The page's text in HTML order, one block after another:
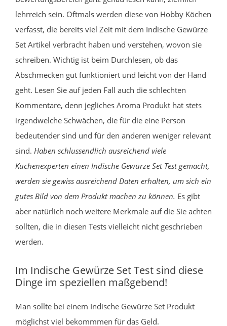
lehrreich sein. Oftmals werden diese von Hobby Köchen
verfasst, die bereits viel Zeit mit dem Indische Gewürze
Set Artikel verbracht haben und verstehen, wovon sie
schreiben. Wichtig ist beim Durchlesen, ob das
Abschmecken gut funktioniert und leicht von der Hand
geht. Lesen Sie auf jeden Fall auch die schlechten
Kommentare, denn jegliches Aroma Produkt hat stets
irgendwelche Schwächen, die für die eine Person
bedeutender sind und für den anderen weniger relevant
sind. Haben schlussendlich ausreichend viele
Küchenexperten einen Indische Gewürze Set Test gemacht,
werden sie gewiss ausreichend Daten erhalten, um sich ein
gutes Bild von dem Produkt machen zu können. Es gibt
aber natürlich noch weitere Merkmale auf die Sie achten
sollten, die in diesen Tests vielleicht nicht geschrieben
werden.
Im Indische Gewürze Set Test sind diese
Dinge im speziellen maßgebend!
Man sollte bei einem Indische Gewürze Set Produkt
möglichst viel bekommmen für das Geld.